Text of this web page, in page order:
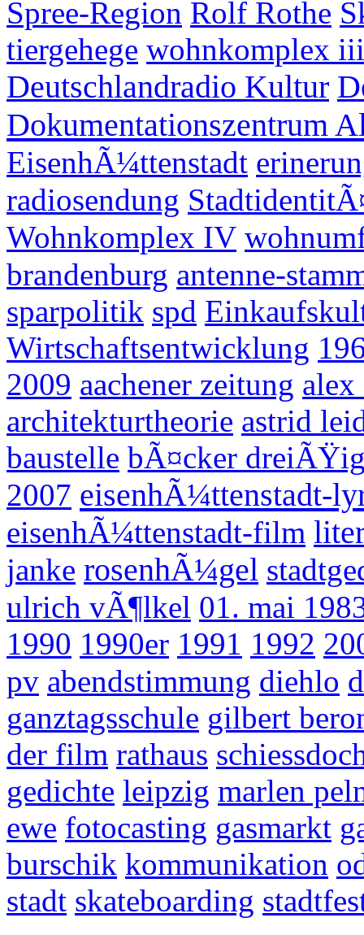
Spree-Region Rolf Rothe
tiergehege wohnkomplex iii
Deutschlandradio Kultur
Dokumentationszentrum
EisenhÃ¼ttenstadt
radiosendung
Wohnkomplex IV
brandenburg antenne-
sparpolitik spd
Wirtschaftsentwicklung
2009 aachener zeitung alex
architekturtheorie astrid
baustelle bÃ¤cker
2007 eisenhÃ¼ttenstadt-
eisenhÃ¼ttenstadt-film
janke rosenhÃ¼gel
ulrich vÃ¶lkel 01. mai
1990 1990er 1991 1992
pv abendstimmung diehlo
ganztagsschule gilbert
der film rathaus
gedichte leipzig marlen
ewe fotocasting gasmarkt
burschik kommunikation
stadt skateboarding